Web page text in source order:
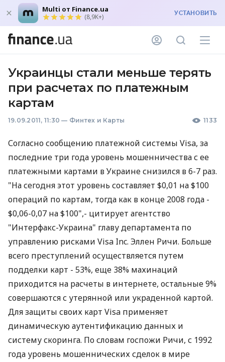
Multi от Finance.ua
(8,9K+) УСТАНОВИТЬ
Украинцы стали меньше терять
при расчетах по платежным
картам
19.09.2011, 11:30 — Финтех и Карты 1133
Согласно сообщению платежной системы Visa, за
последние три года уровень мошенничества с ее
платежными картами в Украине снизился в 6-7 раз.
"На сегодня этот уровень составляет $0,01 на $100
операций по картам, тогда как в конце 2008 года -
$0,06-0,07 на $100",- цитирует агентство
"Интерфакс-Украина" главу департамента по
управлению рисками Visa Inc. Эллен Ричи. Больше
всего преступлений осуществляется путем
подделки карт - 53%, еще 38% махинаций
приходится на расчеты в интернете, остальные 9%
совершаются с утерянной или украденной картой.
Для защиты своих карт Visa применяет
динамическую аутентификацию данных и
систему скоринга. По словам госпожи Ричи, с 1992
года уровень мошеннических сделок в мире